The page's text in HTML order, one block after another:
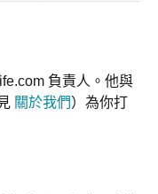
負責人。他與
關於我們）為你打